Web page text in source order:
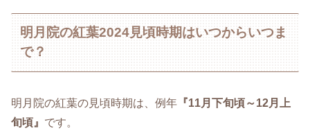
明月院の紅葉2024見頃時期はいつからいつま
で？
明月院の紅葉の見頃時期は、例年 『11月下旬頃～12月上
旬頃』 です。